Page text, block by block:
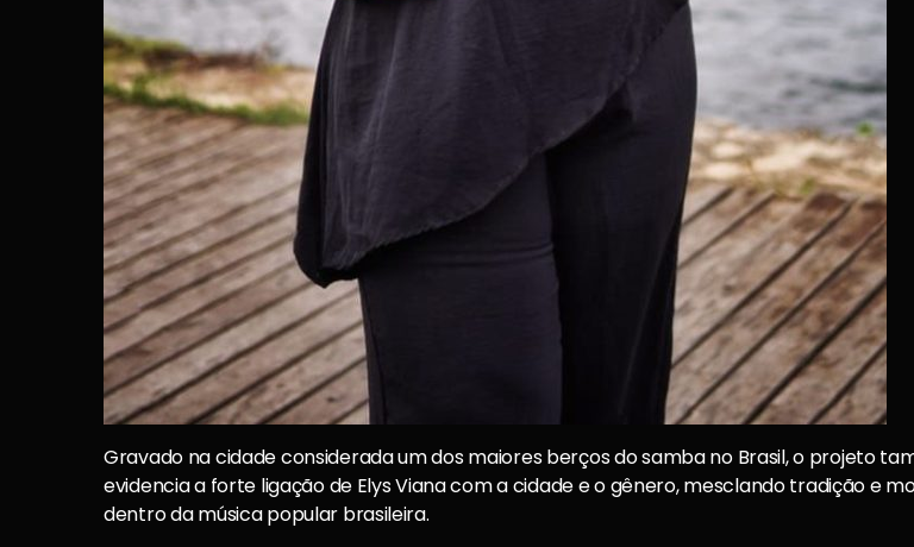
Gravado na cidade considerada um dos maiores berços do samba no Brasil, o projeto
evidencia a forte ligação de Elys Viana com a cidade e o gênero, mesclando tradição e
dentro da música popular brasileira.